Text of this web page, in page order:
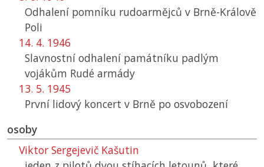
Odhalení pomníku rudoarmějců v Brně-Králově
Poli
14. 4. 1946
Slavnostní odhalení památníku padlým
vojákům Rudé armády
13. 5. 1945
První lidový koncert v Brně po osvobození
osoby
Viktor Sergejevič Kašutin